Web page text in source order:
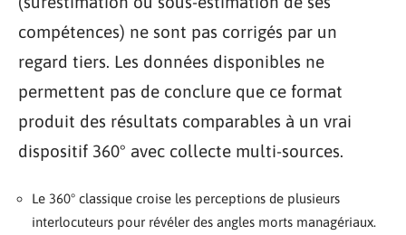
compétences) ne sont pas corrigés par un
regard tiers. Les données disponibles ne
permettent pas de conclure que ce format
produit des résultats comparables à un vrai
dispositif 360° avec collecte multi-sources.
Le 360° classique croise les perceptions de plusieurs
interlocuteurs pour révéler des angles morts managériaux.